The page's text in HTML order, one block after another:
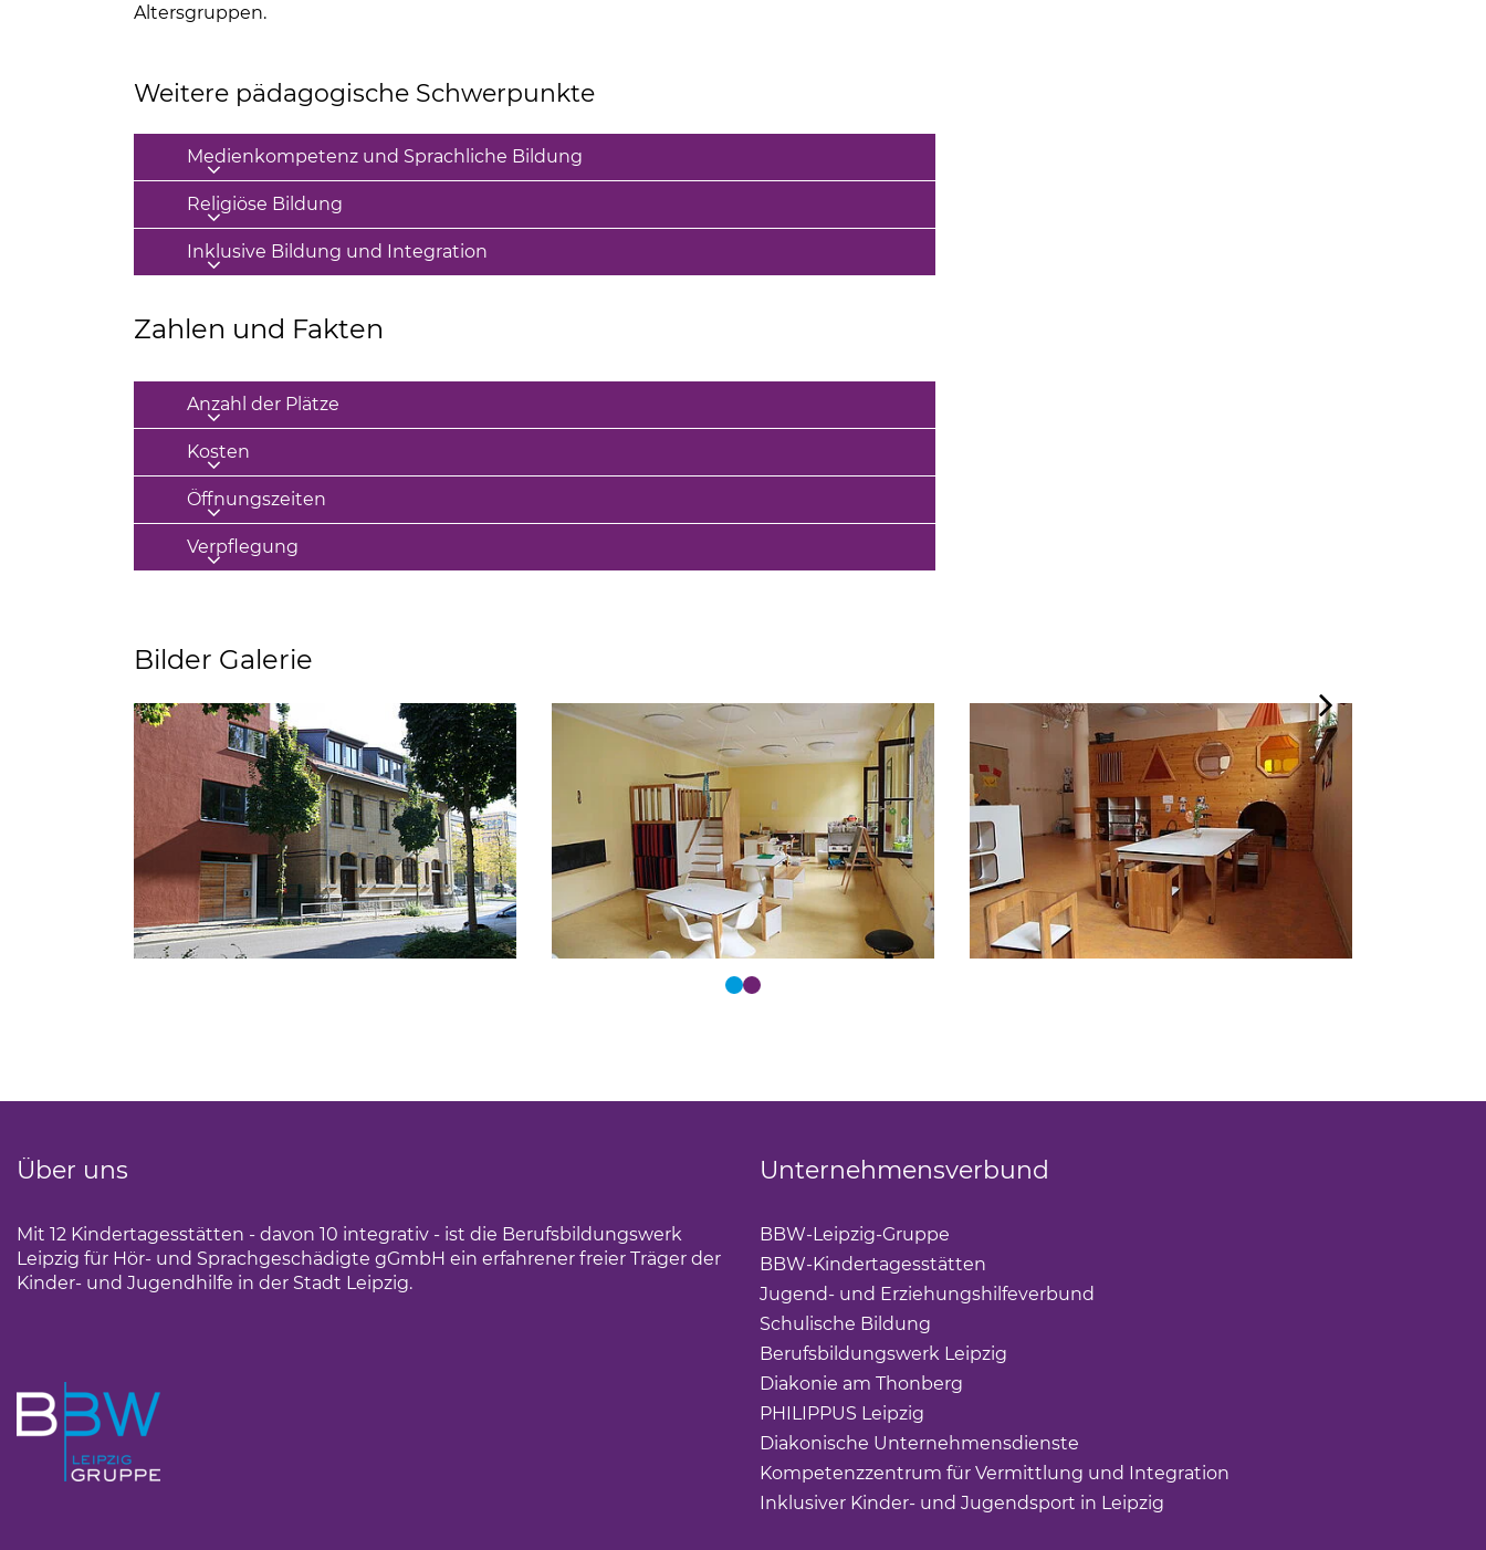
Altersgruppen.
Weitere pädagogische Schwerpunkte
Medienkompetenz und Sprachliche Bildung
Religiöse Bildung
Inklusive Bildung und Integration
Zahlen und Fakten
Anzahl der Plätze
Kosten
Öffnungszeiten
Verpflegung
Bilder Galerie
Über uns
Mit 12 Kindertagesstätten - davon 10 integrativ - ist die Berufsbildungswerk
Leipzig für Hör- und Sprachgeschädigte gGmbH ein erfahrener freier Träger der
Kinder- und Jugendhilfe in der Stadt Leipzig.
Unternehmensverbund
BBW-Leipzig-Gruppe
BBW-Kindertagesstätten
Jugend- und Erziehungshilfeverbund
Schulische Bildung
Berufsbildungswerk Leipzig
Diakonie am Thonberg
PHILIPPUS Leipzig
Diakonische Unternehmensdienste
Kompetenzzentrum für Vermittlung und Integration
Inklusiver Kinder- und Jugendsport in Leipzig